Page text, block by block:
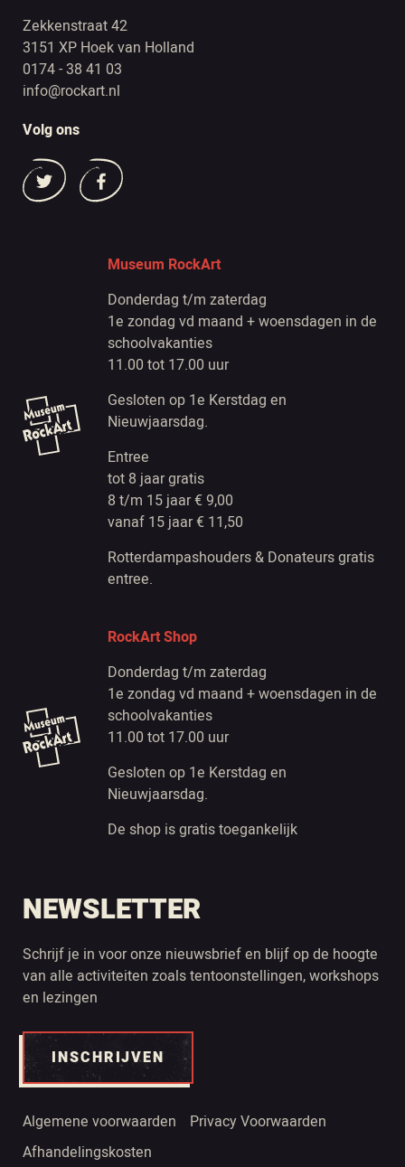
Zekkenstraat 42
3151 XP Hoek van Holland
0174 - 38 41 03
info@rockart.nl
Volg ons
Museum RockArt
Donderdag t/m zaterdag
1e zondag vd maand + woensdagen in de
schoolvakanties
11.00 tot 17.00 uur
Gesloten op 1e Kerstdag en
Nieuwjaarsdag.
Entree
tot 8 jaar gratis
8 t/m 15 jaar € 9,00
vanaf 15 jaar € 11,50
Rotterdampashouders & Donateurs gratis
entree.
RockArt Shop
Donderdag t/m zaterdag
1e zondag vd maand + woensdagen in de
schoolvakanties
11.00 tot 17.00 uur
Gesloten op 1e Kerstdag en
Nieuwjaarsdag.
De shop is gratis toegankelijk
NEWSLETTER
Schrijf je in voor onze nieuwsbrief en blijf op de hoogte
van alle activiteiten zoals tentoonstellingen, workshops
en lezingen
INSCHRIJVEN
Algemene voorwaarden
Privacy Voorwaarden
Afhandelingskosten